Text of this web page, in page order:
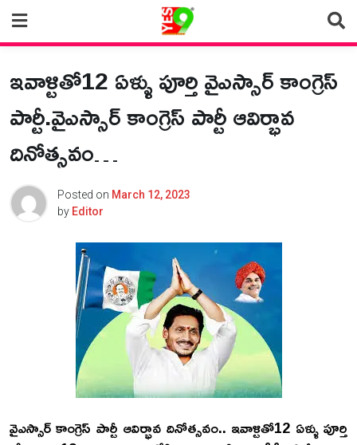
content
ఇవాళ్టితో12 ఏళ్ళు పూర్తి వైఎస్సార్ కాంగ్రెస్
పార్టీ.వైఎస్సార్ కాంగ్రెస్ పార్టీ ఆవిర్భావ
దినోత్సవం…
Posted on March 12, 2023
by Editor
వైఎస్సార్ కాంగ్రెస్ పార్టీ ఆవిర్భావ దినోత్సవం.. ఇవాళ్టితో12 ఏళ్ళు పూర్తి